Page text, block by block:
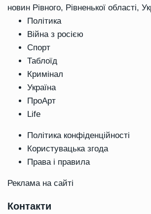
новин Рівного, Рівненької області,
Політика
Війна з росією
Спорт
Таблоїд
Кримінал
Україна
ПроАрт
Life
Політика конфіденційності
Користувацька згода
Права і правила
Реклама на сайті
Контакти